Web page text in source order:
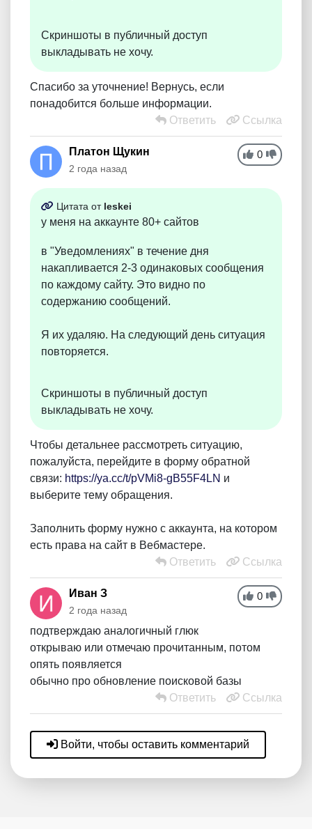
Скриншоты в публичный доступ
выкладывать не хочу.
Спасибо за уточнение! Вернусь, если
понадобится больше информации.
Ответить
Ссылка
0
Платон Щукин
2 года назад
Цитата от leskei
у меня на аккаунте 80+ сайтов
в "Уведомлениях" в течение дня
накапливается 2-3 одинаковых сообщения
по каждому сайту. Это видно по
содержанию сообщений.
Я их удаляю. На следующий день ситуация
повторяется.
Скриншоты в публичный доступ
выкладывать не хочу.
Чтобы детальнее рассмотреть ситуацию,
пожалуйста, перейдите в форму обратной
связи: https://ya.cc/t/pVMi8-gB55F4LN и
выберите тему обращения.
Заполнить форму нужно с аккаунта, на котором
есть права на сайт в Вебмастере.
Ответить
Ссылка
0
Иван З
2 года назад
подтверждаю аналогичный глюк
открываю или отмечаю прочитанным, потом
опять появляется
обычно про обновление поисковой базы
Ответить
Ссылка
Войти, чтобы оставить комментарий